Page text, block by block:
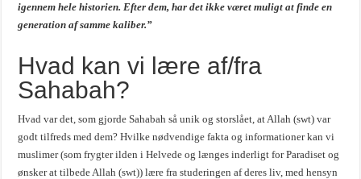
igennem hele historien. Efter dem, har det ikke været muligt at finde en
generation af samme kaliber.”
Hvad kan vi lære af/fra
Sahabah?
Hvad var det, som gjorde Sahabah så unik og storslået, at Allah (swt) var
godt tilfreds med dem? Hvilke nødvendige fakta og informationer kan vi
muslimer (som frygter ilden i Helvede og længes inderligt for Paradiset og
ønsker at tilbede Allah (swt)) lære fra studeringen af deres liv, med hensyn